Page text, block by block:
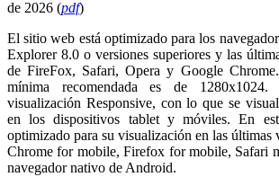
de 2026 (pdf)
El sitio web está optimizado para los
Explorer 8.0 o versiones superiores y las
de FireFox, Safari, Opera y Google
mínima recomendada es de
visualización Responsive, con lo que se
en los dispositivos tablet y móviles. En
optimizado para su visualización en las últimas
Chrome for mobile, Firefox for mobile, Safari
navegador nativo de Android.